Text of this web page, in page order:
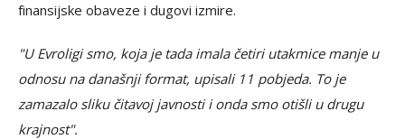
finansijske obaveze i dugovi izmire.
"U Evroligi smo, koja je tada imala četiri utakmice manje u
odnosu na današnji format, upisali 11 pobjeda. To je
zamazalo sliku čitavoj javnosti i onda smo otišli u drugu
krajnost".